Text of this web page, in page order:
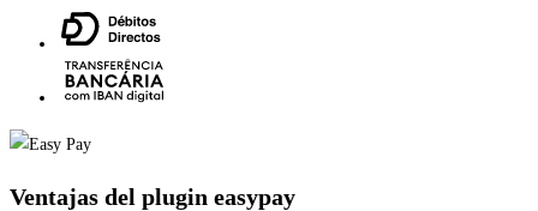
Ventajas del plugin easypay